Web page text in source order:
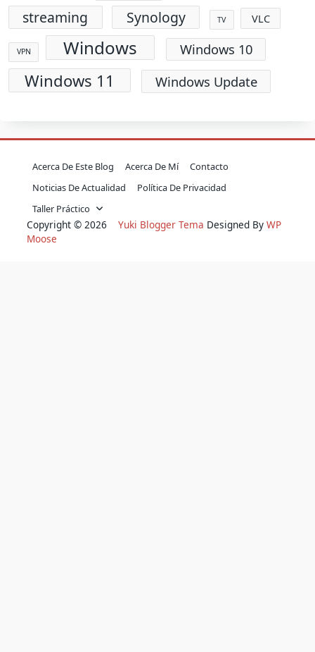
streaming Synology TV VLC
VPN Windows Windows 10
Windows 11 Windows Update
Acerca De Este Blog Acerca De Mí
Contacto
Noticias De Actualidad
Política De Privacidad
Taller Práctico
Copyright © 2026 Yuki Blogger Tema Designed By WP
Moose